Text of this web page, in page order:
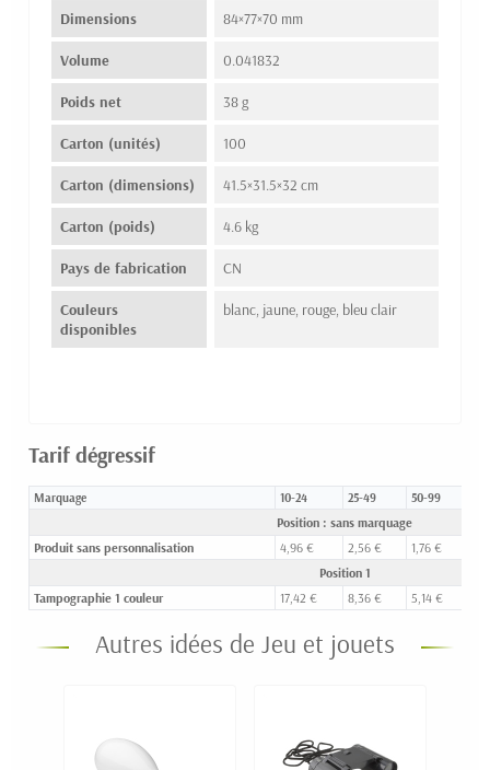
Dimensions 84×77×70 mm
Volume 0.041832
Poids net 38 g
Carton (unités) 100
Carton (dimensions) 41.5×31.5×32 cm
Carton (poids) 4.6 kg
Pays de fabrication CN
Couleurs
disponibles
blanc, jaune, rouge, bleu clair
Tarif dégressif
Marquage 10-24 25-49 50-99
Position : sans marquage
Produit sans personnalisation
4,96 € 2,56 € 1,76 €
Position 1
Tampographie 1 couleur
17,42 € 8,36 € 5,14 €
Autres idées de Jeu et jouets